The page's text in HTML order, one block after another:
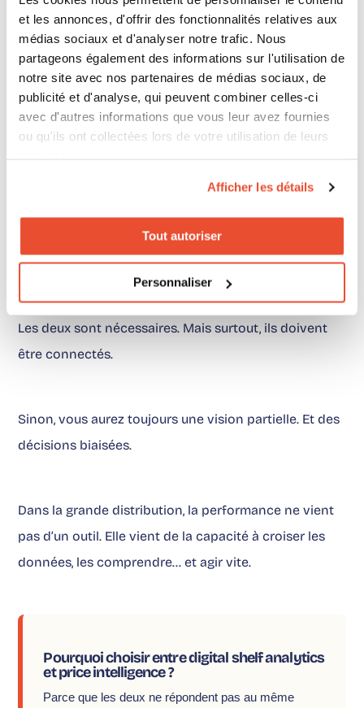
et les annonces, d'offrir des fonctionnalités relatives aux
médias sociaux et d'analyser notre trafic. Nous
partageons également des informations sur l'utilisation de
notre site avec nos partenaires de médias sociaux, de
publicité et d'analyse, qui peuvent combiner celles-ci
avec d'autres informations que vous leur avez fournies
ou qu'ils ont collectées lors de votre utilisation de leurs
Afficher les détails
Tout autoriser
Personnaliser
d’activation.
Et c’est souvent ce qui manque : passer de la donnée
à l’action.
Une prise de position claire
Choisir entre digital shelf et price intelligence, ça ne
marche pas.
Les deux sont nécessaires. Mais surtout, ils doivent
être connectés.
Sinon, vous aurez toujours une vision partielle. Et des
décisions biaisées.
Dans la grande distribution, la performance ne vient
pas d’un outil. Elle vient de la capacité à croiser les
données, les comprendre… et agir vite.
Pourquoi choisir entre digital shelf analytics
et price intelligence ?
Parce que les deux ne répondent pas au même